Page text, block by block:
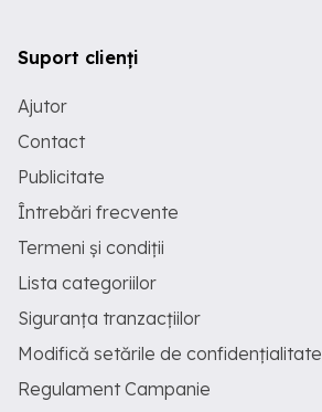
Suport clienți
Ajutor
Contact
Publicitate
Întrebări frecvente
Termeni și condiții
Lista categoriilor
Siguranța tranzacțiilor
Modifică setările de confidențialitate
Regulament Campanie